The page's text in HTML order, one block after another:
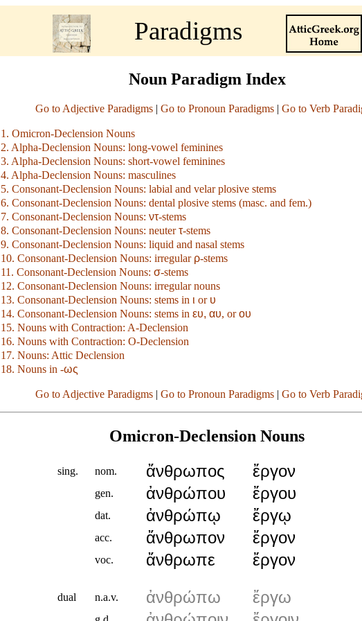
Paradigms
Noun Paradigm Index
Go to Adjective Paradigms | Go to Pronoun Paradigms | Go to Verb
1. Omicron-Declension Nouns
2. Alpha-Declension Nouns: long-vowel feminines
3. Alpha-Declension Nouns: short-vowel feminines
4. Alpha-Declension Nouns: masculines
5. Consonant-Declension Nouns: labial and velar plosive stems
6. Consonant-Declension Nouns: dental plosive stems (masc. and fem.)
7. Consonant-Declension Nouns: ντ-stems
8. Consonant-Declension Nouns: neuterτ-stems
9. Consonant-Declension Nouns: liquid and nasal stems
10. Consonant-Declension Nouns: irregular ρ-stems
11. Consonant-Declension Nouns: σ-stems
12. Consonant-Declension Nouns: irregular nouns
13. Consonant-Declension Nouns: stems in ι or υ
14. Consonant-Declension Nouns: stems in ευ, αυ, orου
15. Nouns with Contraction: A-Declension
16. Nouns with Contraction: O-Declension
17. Nouns: Attic Declension
18. Nouns in -ως
Go to Adjective Paradigms | Go to Pronoun Paradigms | Go to Verb
Omicron-Declension Nouns
sing. nom. ἄνθρωπος ἔργον
gen. ἀνθρώπου ἔργου
dat. ἀνθρώπῳ ἔργῳ
acc. ἄνθρωπον ἔργον
voc. ἄνθρωπε ἔργον
dual n.a.v. ἀνθρώπω ἔργω